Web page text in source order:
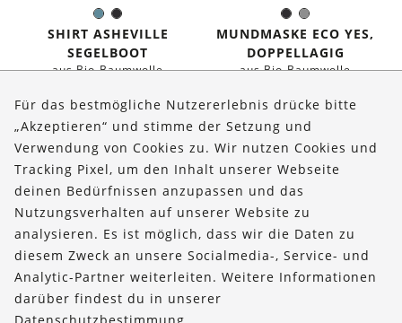
SeeblauSchwarz
Farbe:
SHIRT ASHEVILLE
SEGELBOOT
aus Bio-Baumwolle
Schwarz
Grau
Farbe:
MUNDMASKE ECO YES,
DOPPELLAGIG
aus Bio-Baumwolle
Über uns
Bestellungen
Kontakt & Hilfe
FOLLOW US
Für das bestmögliche Nutzererlebnis drücke bitte
„Akzeptieren“ und stimme der Setzung und
Verwendung von Cookies zu. Wir nutzen Cookies und
Tracking Pixel, um den Inhalt unserer Webseite
deinen Bedürfnissen anzupassen und das
Nutzungsverhalten auf unserer Website zu
analysieren. Es ist möglich, dass wir die Daten zu
diesem Zweck an unsere Socialmedia-, Service- und
Analytic-Partner weiterleiten. Weitere Informationen
darüber findest du in unserer